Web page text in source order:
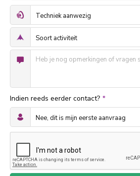
Indien reeds eerder contact? *